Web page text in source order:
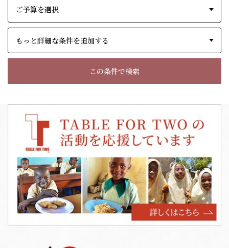
もっと詳細な条件を追加する
この条件で検索